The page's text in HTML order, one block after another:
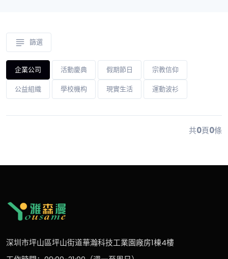
篩選
企業公司 活動慶典 假期節日
宗教信仰
公益組織
學校機构 現實生活 運動波衫
共0頁0條
深圳市坪山區坪山街道華瀚科技工業園廠房1棟4樓